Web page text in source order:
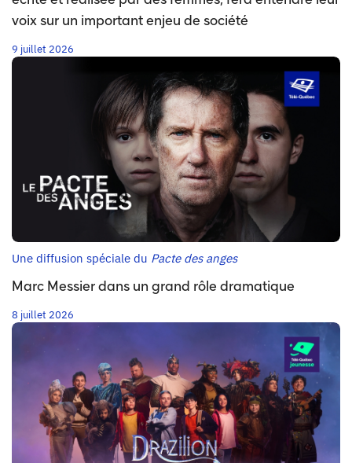
voix sur un important enjeu de société
9 juillet 2026
Une diffusion spéciale du Pacte des anges
Marc Messier dans un grand rôle dramatique
8 juillet 2026